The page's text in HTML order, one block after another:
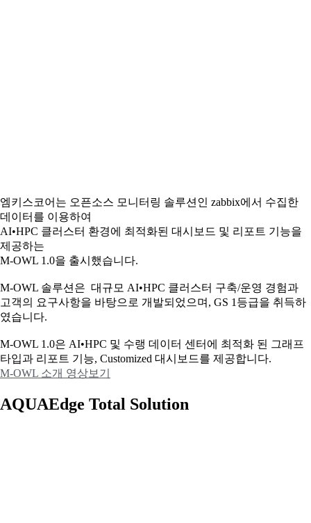
엠키스코어는 오픈소스 모니터링 솔루션인 zabbix에서 수집한
데이터를 이용하여
AI•HPC 클러스터 환경에 최적화된 대시보드 및 리포트 기능을
제공하는
M-OWL 1.0을 출시했습니다.
M-OWL 솔루션은 대규모 AI•HPC 클러스터 구축/운영 경험과
고객의 요구사항을 바탕으로 개발되었으며, GS 1등급을 취득하
였습니다.
M-OWL 1.0은 AI•HPC 및 수랭 데이터 센터에 최적화 된 그래프
타입과 리포트 기능, Customized 대시보드를 제공합니다.
M-OWL 소개 영상보기
AQUAEdge Total Solution